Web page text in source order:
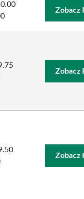
Zobacz
Zobacz
Zobacz